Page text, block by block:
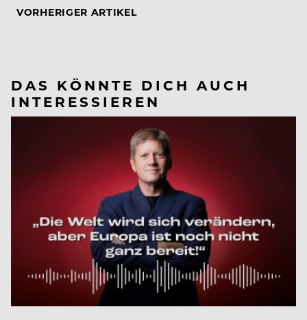
VORHERIGER ARTIKEL
DAS KÖNNTE DICH AUCH
INTERESSIEREN